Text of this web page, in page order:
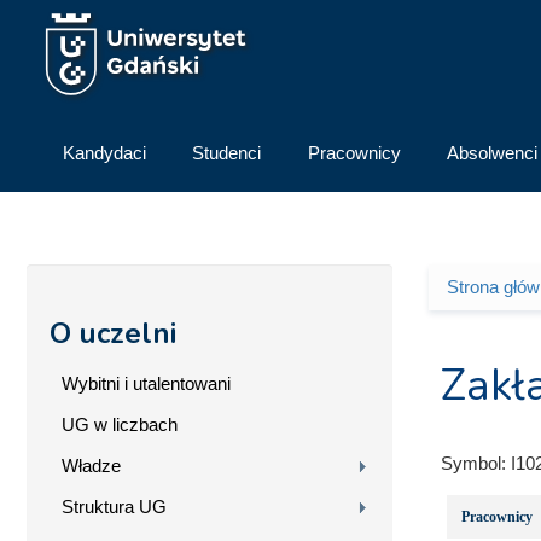
Przejdź do treści
Kandydaci Studenci Pracownicy Absolwenci
O uczelni
Wybitni i utalentowani
UG w liczbach
Władze
Struktura UG
Strona
Symbol:
Pracownicy